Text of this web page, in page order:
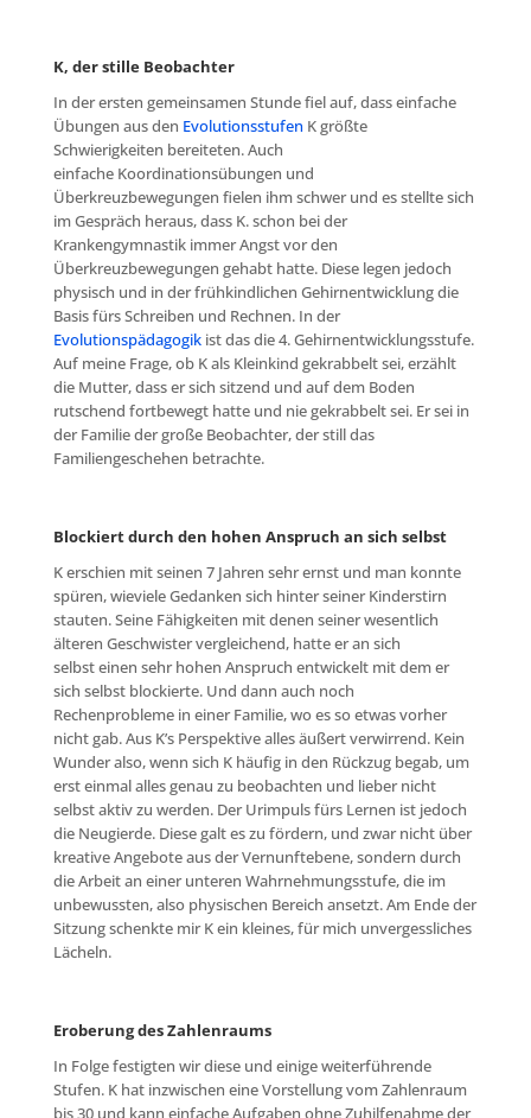
K, der stille Beobachter
In der ersten gemeinsamen Stunde fiel auf, dass einfache
Übungen aus den Evolutionsstufen K größte
Schwierigkeiten bereiteten. Auch
einfache Koordinationsübungen und
Überkreuzbewegungen fielen ihm schwer und es stellte sich
im Gespräch heraus, dass K. schon bei der
Krankengymnastik immer Angst vor den
Überkreuzbewegungen gehabt hatte. Diese legen jedoch
physisch und in der frühkindlichen Gehirnentwicklung die
Basis fürs Schreiben und Rechnen. In der
Evolutionspädagogikist das die 4. Gehirnentwicklungsstufe.
Auf meine Frage, ob K als Kleinkind gekrabbelt sei, erzählt
die Mutter, dass er sich sitzend und auf dem Boden
rutschend fortbewegt hatte und nie gekrabbelt sei. Er sei in
der Familie der große Beobachter, der still das
Familiengeschehen betrachte.
Blockiert durch den hohen Anspruch an sich selbst
K erschien mit seinen 7 Jahren sehr ernst und man konnte
spüren, wieviele Gedanken sich hinter seiner Kinderstirn
stauten. Seine Fähigkeiten mit denen seiner wesentlich
älteren Geschwister vergleichend, hatte er an sich
selbst einen sehr hohen Anspruch entwickelt mit dem er
sich selbst blockierte. Und dann auch noch
Rechenprobleme in einer Familie, wo es so etwas vorher
nicht gab. Aus K’s Perspektive alles äußert verwirrend. Kein
Wunder also, wenn sich K häufig in den Rückzug begab, um
erst einmal alles genau zu beobachten und lieber nicht
selbst aktiv zu werden. Der Urimpuls fürs Lernen ist jedoch
die Neugierde. Diese galt es zu fördern, und zwar nicht über
kreative Angebote aus der Vernunftebene, sondern durch
die Arbeit an einer unteren Wahrnehmungsstufe, die im
unbewussten, also physischen Bereich ansetzt. Am Ende der
Sitzung schenkte mir K ein kleines, für mich unvergessliches
Lächeln.
Eroberung des Zahlenraums
In Folge festigten wir diese und einige weiterführende
Stufen. K hat inzwischen eine Vorstellung vom Zahlenraum
bis 30 und kann einfache Aufgaben ohne Zuhilfenahme der